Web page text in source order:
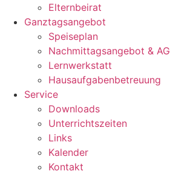
Elternbeirat
Ganztagsangebot
Speiseplan
Nachmittagsangebot & AG
Lernwerkstatt
Hausaufgabenbetreuung
Service
Downloads
Unterrichtszeiten
Links
Kalender
Kontakt